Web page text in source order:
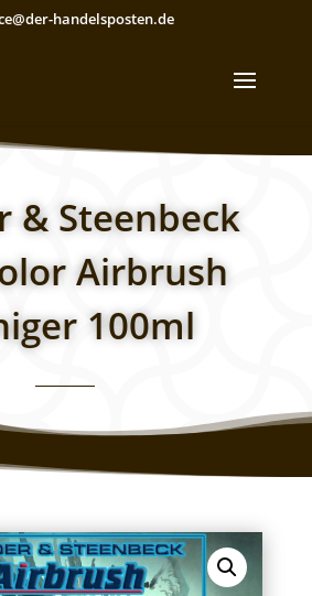
handelsposten.de
& Steenbeck
Airbrush
100ml